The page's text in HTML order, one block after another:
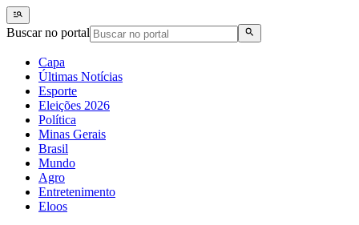
Buscar no portal
Capa
Últimas Notícias
Esporte
Eleições 2026
Política
Minas Gerais
Brasil
Mundo
Agro
Entretenimento
Eloos